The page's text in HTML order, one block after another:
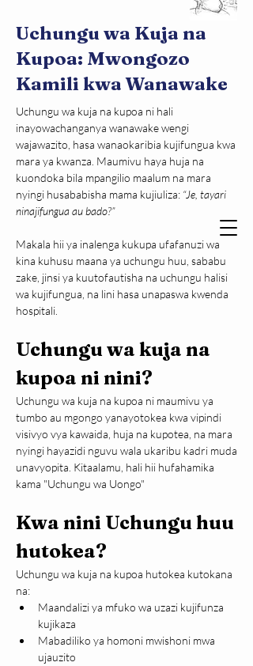
Uchungu wa Kuja na
Kupoa: Mwongozo
Kamili kwa Wanawake
Uchungu wa kuja na kupoa ni hali
inayowachanganya wanawake wengi
wajawazito, hasa wanaokaribia kujifungua kwa
mara ya kwanza. Maumivu haya huja na
kuondoka bila mpangilio maalum na mara
nyingi husababisha mama kujiuliza: “Je, tayari
ninajifungua au bado?”
Makala hii ya inalenga kukupa ufafanuzi wa
kina kuhusu maana ya uchungu huu, sababu
zake, jinsi ya kuutofautisha na uchungu halisi
wa kujifungua, na lini hasa unapaswa kwenda
hospitali.
Uchungu wa kuja na
kupoa ni nini?
Uchungu wa kuja na kupoa ni maumivu ya
tumbo au mgongo yanayotokea kwa vipindi
visivyo vya kawaida, huja na kupotea, na mara
nyingi hayazidi nguvu wala ukaribu kadri muda
unavyopita. Kitaalamu, hali hii hufahamika
kama "Uchungu wa Uongo"
Kwa nini Uchungu huu
hutokea?
Uchungu wa kuja na kupoa hutokea kutokana
na:
Maandalizi ya mfuko wa uzazi kujifunza
kujikaza
Mabadiliko ya homoni mwishoni mwa
ujauzito